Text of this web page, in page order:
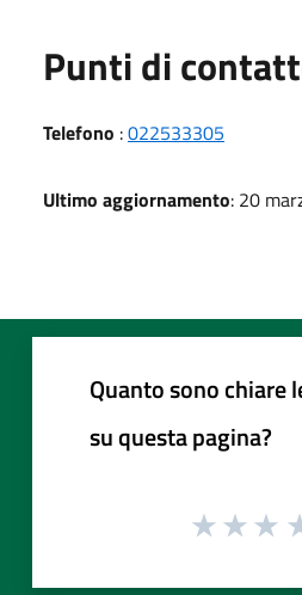
Punti di
Telefono :022533305
Ultimo aggiornamento: 20
Quanto sono chiare
su questa pagina?